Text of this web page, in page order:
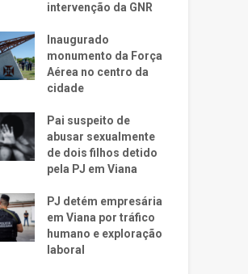
intervenção da GNR
Inaugurado
monumento da Força
Aérea no centro da
cidade
Pai suspeito de
abusar sexualmente
de dois filhos detido
pela PJ em Viana
PJ detém empresária
em Viana por tráfico
humano e exploração
laboral